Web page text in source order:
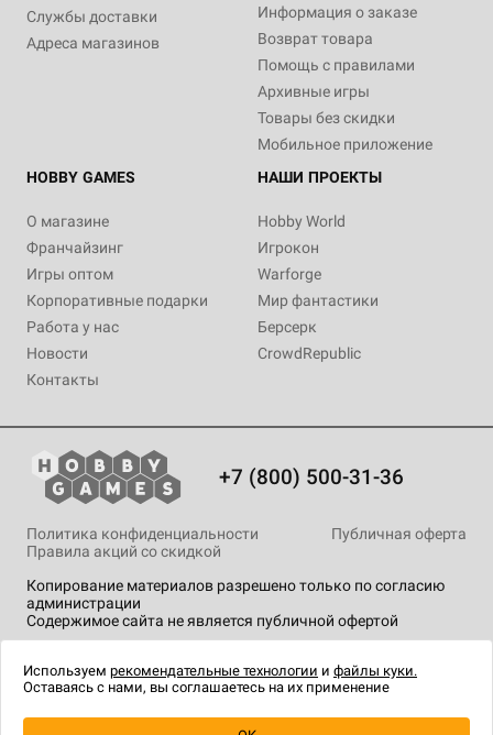
Службы доставки
Адреса магазинов
Информация о заказе
Возврат товара
Помощь с правилами
Архивные игры
Товары без скидки
Мобильное приложение
HOBBY GAMES
О магазине
Франчайзинг
Игры оптом
Корпоративные подарки
Работа у нас
Новости
Контакты
НАШИ ПРОЕКТЫ
Hobby World
Игрокон
Warforge
Мир фантастики
Берсерк
CrowdRepublic
+7 (800) 500-31-36
Копирование материалов разрешено только по согласию
администрации
Содержимое сайта не является публичной офертой
Политика конфиденциальности
Публичная оферта
Правила акций со скидкой
технологии .
Используем рекомендательные технологии и файлы куки.
Оставаясь с нами, вы соглашаетесь на их применение